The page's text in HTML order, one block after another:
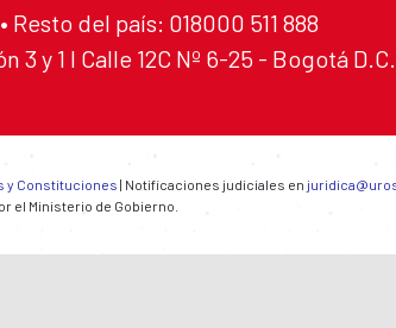
del país: 018000 511 888
y 1 I Calle 12C Nº 6-25 - Bogotá
y Constituciones | Notificaciones judiciales en
el Ministerio de Gobierno.